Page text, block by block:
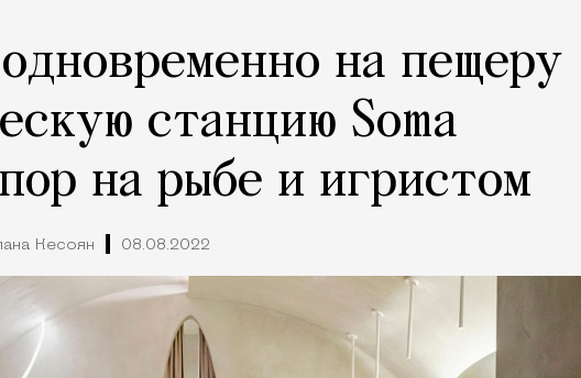
на пещеру
станцию Soma
на рыбе и игристом
Кесоян 08.08.2022